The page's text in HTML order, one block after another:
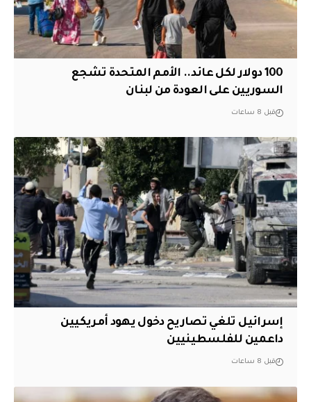
100 دولار لكل عائد.. الأمم المتحدة تشجع
السوريين على العودة من لبنان
قبل 8 ساعات
إسرائيل تلغي تصاريح دخول يهود أمريكيين
داعمين للفلسطينيين
قبل 8 ساعات